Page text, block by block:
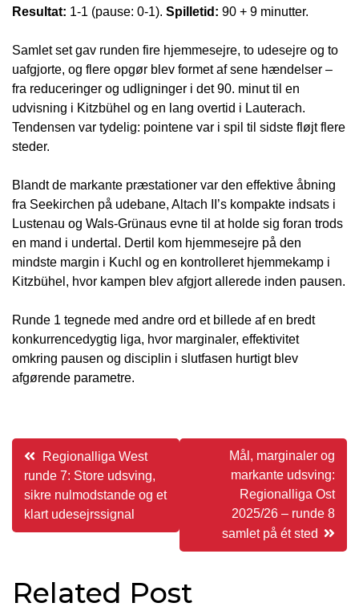
Resultat: 1-1 (pause: 0-1). Spilletid: 90 + 9 minutter.
Samlet set gav runden fire hjemmesejre, to udesejre og to
uafgjorte, og flere opgør blev formet af sene hændelser –
fra reduceringer og udligninger i det 90. minut til en
udvisning i Kitzbühel og en lang overtid i Lauterach.
Tendensen var tydelig: pointene var i spil til sidste fløjt flere
steder.
Blandt de markante præstationer var den effektive åbning
fra Seekirchen på udebane, Altach II’s kompakte indsats i
Lustenau og Wals-Grünaus evne til at holde sig foran trods
en mand i undertal. Dertil kom hjemmesejre på den
mindste margin i Kuchl og en kontrolleret hjemmekamp i
Kitzbühel, hvor kampen blev afgjort allerede inden pausen.
Runde 1 tegnede med andre ord et billede af en bredt
konkurrencedygtig liga, hvor marginaler, effektivitet
omkring pausen og disciplin i slutfasen hurtigt blev
afgørende parametre.
Indlægsnavigation
Regionalliga West
runde 7: Store udsving,
sikre nulmodstande og et
klart udesejrssignal
Mål, marginaler og
markante udsving:
Regionalliga Ost
2025/26 – runde 8
samlet på ét sted
Related Post